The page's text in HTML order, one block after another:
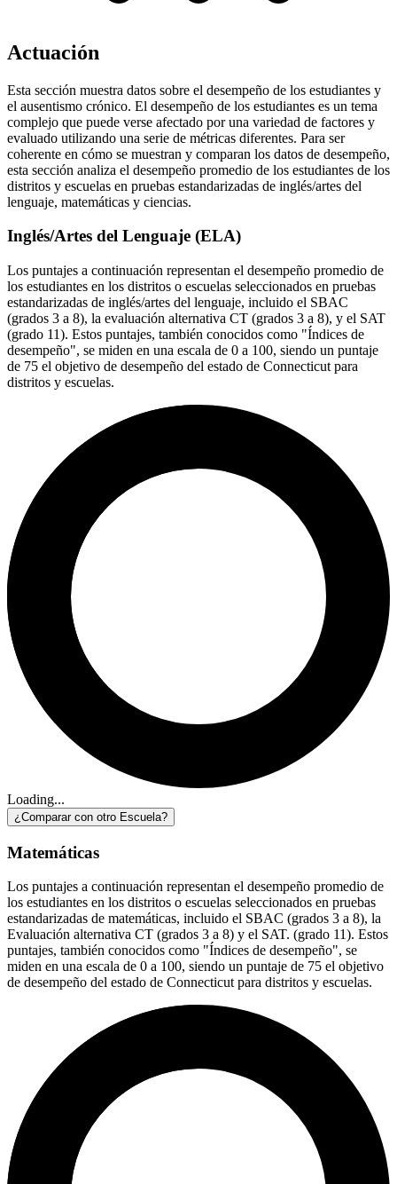
Actuación
Esta sección muestra datos sobre el desempeño de los estudiantes y
el ausentismo crónico. El desempeño de los estudiantes es un tema
complejo que puede verse afectado por una variedad de factores y
evaluado utilizando una serie de métricas diferentes. Para ser
coherente en cómo se muestran y comparan los datos de desempeño,
esta sección analiza el desempeño promedio de los estudiantes de los
distritos y escuelas en pruebas estandarizadas de inglés/artes del
lenguaje, matemáticas y ciencias.
Inglés/Artes del Lenguaje (ELA)
Los puntajes a continuación representan el desempeño promedio de
los estudiantes en los distritos o escuelas seleccionados en pruebas
estandarizadas de inglés/artes del lenguaje, incluido el SBAC
(grados 3 a 8), la evaluación alternativa CT (grados 3 a 8), y el SAT
(grado 11). Estos puntajes, también conocidos como "Índices de
desempeño", se miden en una escala de 0 a 100, siendo un puntaje
de 75 el objetivo de desempeño del estado de Connecticut para
distritos y escuelas.
Loading...
¿Comparar con otro Escuela?
Matemáticas
Los puntajes a continuación representan el desempeño promedio de
los estudiantes en los distritos o escuelas seleccionados en pruebas
estandarizadas de matemáticas, incluido el SBAC (grados 3 a 8), la
Evaluación alternativa CT (grados 3 a 8) y el SAT. (grado 11). Estos
puntajes, también conocidos como "Índices de desempeño", se
miden en una escala de 0 a 100, siendo un puntaje de 75 el objetivo
de desempeño del estado de Connecticut para distritos y escuelas.